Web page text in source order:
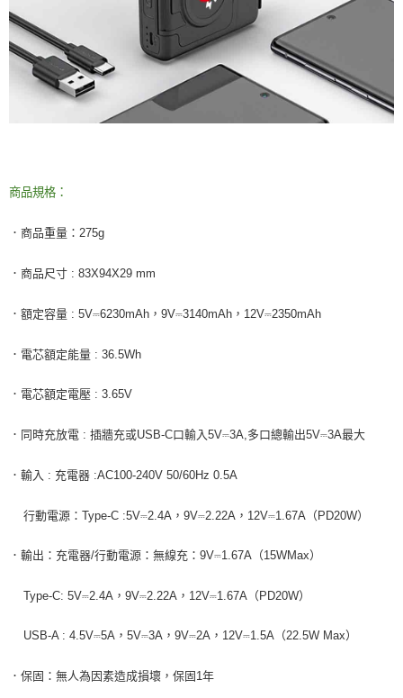
商品規格：
．商品重量： 275g
．商品尺寸 : 83X94X29 mm
．額定容量 : 5V⎓6230mAh ， 9V⎓3140mAh ， 12V⎓2350mAh
．電芯額定能量 : 36.5Wh
．電芯額定電壓 : 3.65V
．同時充放電 : 插牆充或USB-C口輸入 5V⎓3A, 多口總輸出5V⎓3A最大
．輸入 : 充電器 :AC100-240V 50/60Hz 0.5A
行動電源： Type-C :5V⎓2.4A ， 9V⎓2.22A ， 12V⎓1.67A （PD20W）
．輸出：充電器/行動電源：無線充： 9V⎓1.67A （15WMax）
Type-C: 5V⎓2.4A ， 9V⎓2.22A ， 12V⎓1.67A （PD20W）
USB-A : 4.5V⎓5A ， 5V⎓3A ， 9V⎓2A ， 12V⎓1.5A （22.5W Max）
． 保固：無人為因素造成損壞，保固1年